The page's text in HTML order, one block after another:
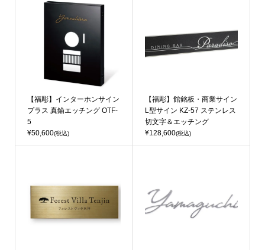
【福彫】インターホンサイン
プラス 真鍮エッチング OTF-
5
¥50,600(税込)
【福彫】館銘板・商業サイン
L型サイン KZ-57 ステンレス
切文字＆エッチング
¥128,600(税込)